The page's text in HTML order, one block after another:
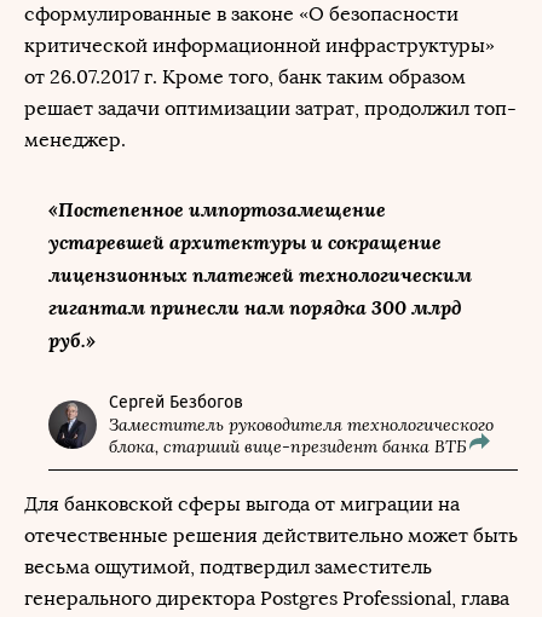
сформулированные в законе «О безопасности
критической информационной инфраструктуры»
от 26.07.2017 г. Кроме того, банк таким образом
решает задачи оптимизации затрат, продолжил топ-
менеджер.
«Постепенное импортозамещение
устаревшей архитектуры и сокращение
лицензионных платежей технологическим
гигантам принесли нам порядка 300 млрд
руб.»
Сергей Безбогов
Заместитель руководителя технологического
блока, старший вице-президент банка ВТБ
Для банковской сферы выгода от миграции на
отечественные решения действительно может быть
весьма ощутимой, подтвердил заместитель
генерального директора Postgres Professional, глава